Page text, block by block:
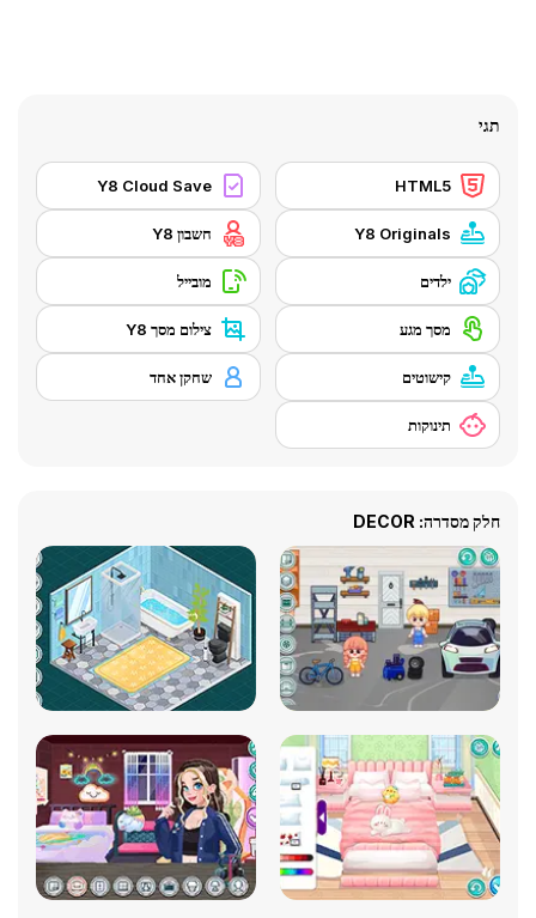
תגי
HTML5
Y8 Cloud Save
Y8 Originals חשבון Y8
ילדים מובייל
מסך מגע צילום מסך Y8
קישוטים שחקן אחד
תינוקות
חלק מסדרה: DECOR